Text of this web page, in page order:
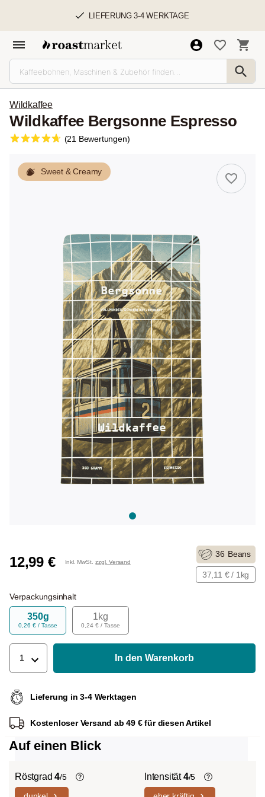
LIEFERUNG 3-4 WERKTAGE
Wildkaffee
Wildkaffee Bergsonne Espresso
(21 Bewertungen)
Sweet & Creamy
12,99 € Inkl. MwSt. zzgl. Versand
36 Beans
37,11 € / 1kg
Verpackungsinhalt
350g
0,26 € / Tasse
1kg
0,24 € / Tasse
1 In den Warenkorb
Lieferung in 3-4 Werktagen
Kostenloser Versand ab 49 € für diesen Artikel
Auf einen Blick
Röstgrad4/5 Intensität4/5